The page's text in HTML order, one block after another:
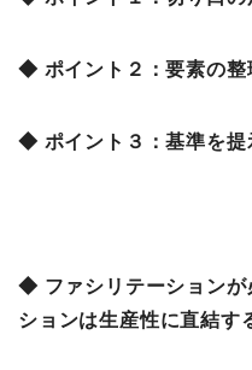
◆ ポイント２：要素の整
◆ ポイント３：基準を提
◆ ファシリテーションが
ションは生産性に直結す